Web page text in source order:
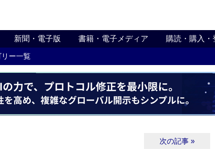
新聞・電子版 書籍・電子メディア 購読・購入・
ー一覧
次の記事 »